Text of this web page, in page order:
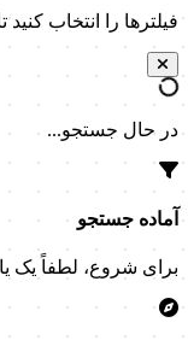
فیلترها را انتخاب کنید
در حال جستجو...
آماده جستجو
برای شروع، لطفاً یک یا